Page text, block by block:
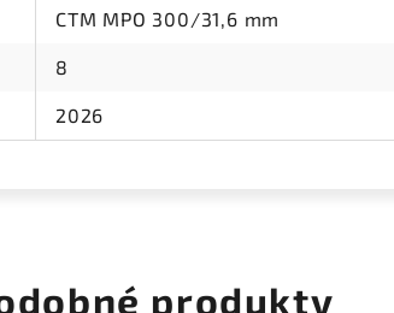
CTM MPO 300/31,6 mm
8
2026
produkty